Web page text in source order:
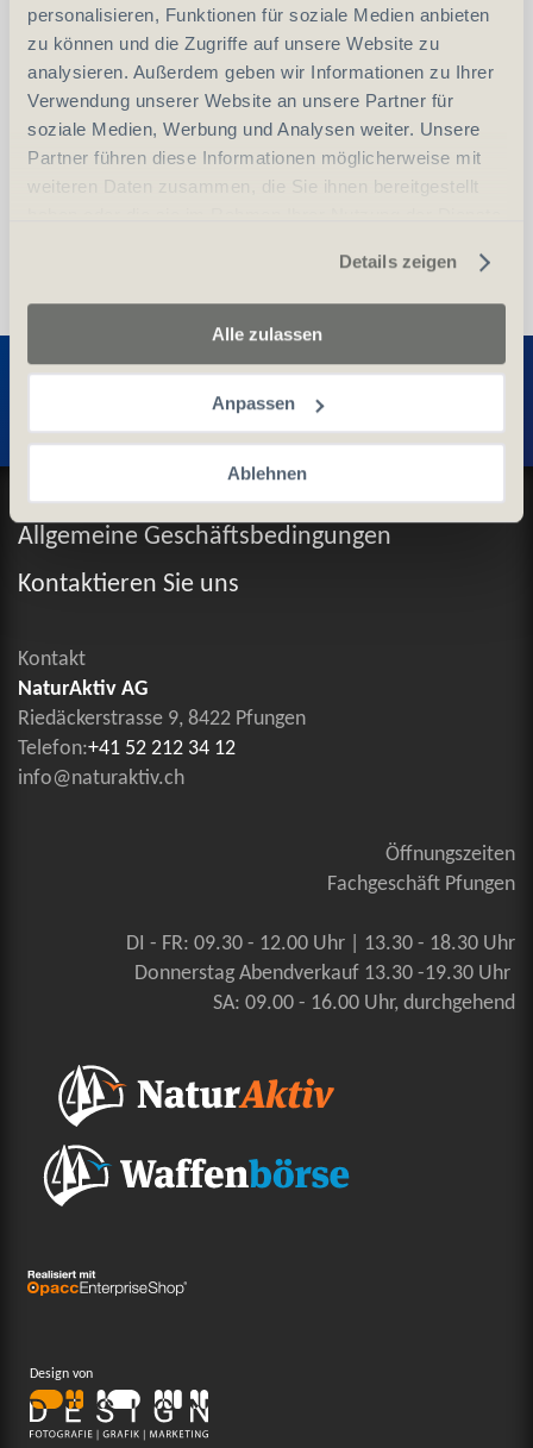
personalisieren, Funktionen für soziale Medien anbieten
zu können und die Zugriffe auf unsere Website zu
analysieren. Außerdem geben wir Informationen zu Ihrer
Verwendung unserer Website an unsere Partner für
soziale Medien, Werbung und Analysen weiter. Unsere
Partner führen diese Informationen möglicherweise mit
weiteren Daten zusammen, die Sie ihnen bereitgestellt
Details zeigen
Alle zulassen
Anpassen
Ablehnen
Vergleichen
Anzahl Stück -
In den Warenkorb
Entdecken Sie weitere Produkte
Datenschutz und Cookie-Richtlinien
Allgemeine Geschäftsbedingungen
Kontaktieren Sie uns
Kontakt
NaturAktiv AG
Riedäckerstrasse 9, 8422 Pfungen
Telefon:+41 52 212 34 12
info@naturaktiv.ch
Öffnungszeiten
Fachgeschäft Pfungen
DI - FR: 09.30 - 12.00 Uhr | 13.30 - 18.30 Uhr
Donnerstag Abendverkauf 13.30 -19.30 Uhr
SA: 09.00 - 16.00 Uhr, durchgehend
Design von